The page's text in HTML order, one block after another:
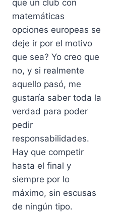
que un club con
matemáticas
opciones europeas se
deje ir por el motivo
que sea? Yo creo que
no, y si realmente
aquello pasó, me
gustaría saber toda la
verdad para poder
pedir
responsabilidades.
Hay que competir
hasta el final y
siempre por lo
máximo, sin escusas
de ningún tipo.